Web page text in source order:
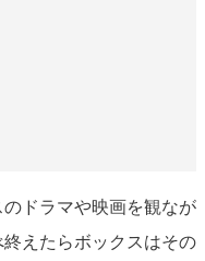
ドラマや映画を観なが
えたらボックスはその